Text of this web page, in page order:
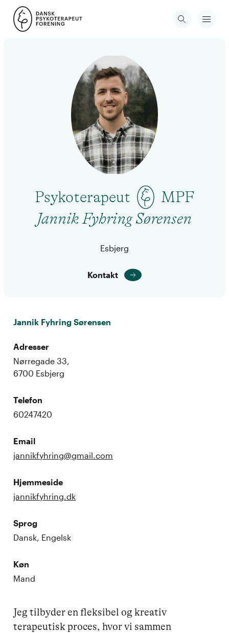
Psykoterapeut
MPF
Jannik Fyhring Sørensen
Esbjerg
Kontakt
Jannik Fyhring Sørensen
Adresser
Nørregade 33,
6700 Esbjerg
Telefon
60247420
Email
jannikfyhring@gmail.com
Hjemmeside
jannikfyhring.dk
Sprog
Dansk, Engelsk
Køn
Mand
Jeg tilbyder en fleksibel og kreativ
terapeutisk proces, hvor vi sammen